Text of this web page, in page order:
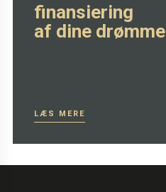
finansiering
af dine drømme
LÆS MERE